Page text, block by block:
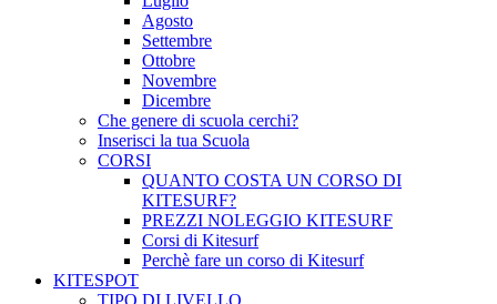
Agosto
Settembre
Ottobre
Novembre
Dicembre
Che genere di scuola cerchi?
Inserisci la tua Scuola
CORSI
QUANTO COSTA UN CORSO DI
KITESURF?
PREZZI NOLEGGIO KITESURF
Corsi di Kitesurf
Perchè fare un corso di Kitesurf
KITESPOT
TIPO DI LIVELLO